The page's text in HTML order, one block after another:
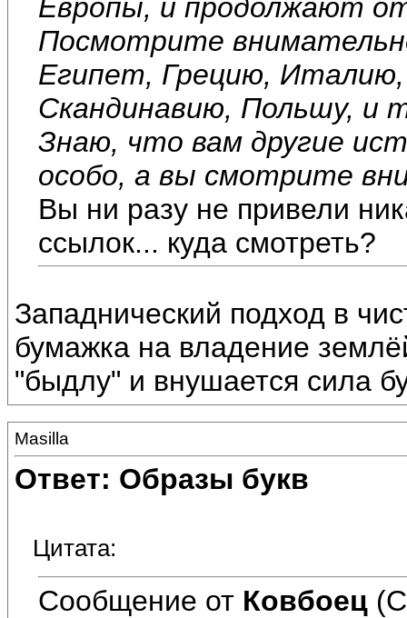
Европы, и продолжают
Посмотрите
Египет, Грецию,
Скандинавию, Польшу, и
Знаю, что вам другие
особо, а вы смотрите
Вы ни разу не привели
ссылок... куда смотреть?
Западнический подход в
бумажка на владение
"быдлу" и внушается сила
Masilla
Ответ: Образы букв
Цитата:
Сообщение от Ковбоец